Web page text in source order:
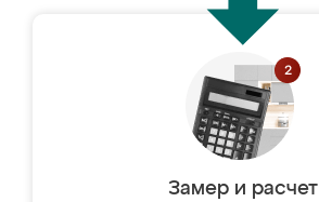
Замер и расчет